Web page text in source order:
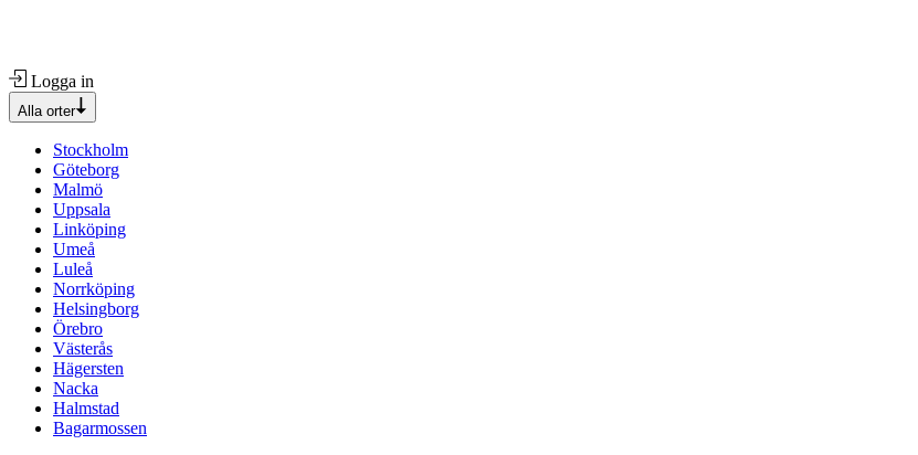
Logga in
Alla orter
Stockholm
Göteborg
Malmö
Uppsala
Linköping
Umeå
Luleå
Norrköping
Helsingborg
Örebro
Västerås
Hägersten
Nacka
Halmstad
Bagarmossen